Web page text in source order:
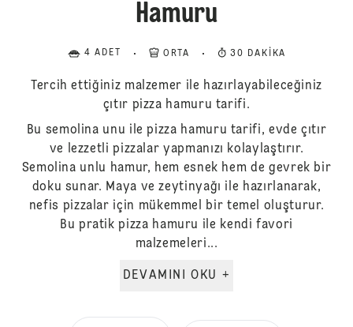
Hamuru
4 ADET ORTA 30 DAKIKA
Tercih ettiğiniz malzemer ile hazırlayabileceğiniz
çıtır pizza hamuru tarifi.
Bu semolina unu ile pizza hamuru tarifi, evde çıtır
ve lezzetli pizzalar yapmanızı kolaylaştırır.
Semolina unlu hamur, hem esnek hem de gevrek bir
doku sunar. Maya ve zeytinyağı ile hazırlanarak,
nefis pizzalar için mükemmel bir temel oluşturur.
Bu pratik pizza hamuru ile kendi favori
malzemeleri...
DEVAMINI OKU +